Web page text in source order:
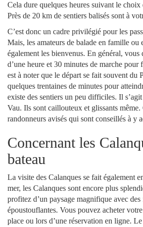
Cela dure quelques heures suivant le choix
Près de 20 km de sentiers balisés sont à
C’est donc un cadre privilégié pour les
Mais, les amateurs de balade en famille ou
également les bienvenus. En général, vous
d’une heure et 30 minutes de marche
est à noter que le départ se fait souvent du
quelques trentaines de minutes pour
existe des sentiers un peu difficiles. Il
Vau. Ils sont caillouteux et glissants même.
randonneurs avisés qui sont conseillés à y
Concernant les
bateau
La visite des Calanques se fait également
mer, les Calanques sont encore plus
profitez d’un paysage magnifique avec des
époustouflantes. Vous pouvez acheter
place ou lors d’une réservation en ligne.